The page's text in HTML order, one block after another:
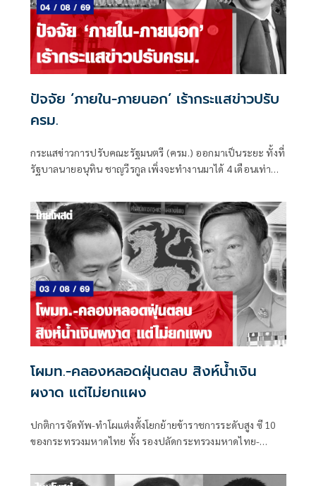
ปัจจัย ‘ภายใน-ภายนอก’ เร้ากระแสข่าวปรับ
ครม.
กระแสข่าวการปรับคณะรัฐมนตรี (ครม.) ออกมาเป็นระยะ ทั้งที่
รัฐบาลนายอนุทิน ชาญวีรกูล เพิ่งจะทำงานมาได้ 4 เดือนเท่านั้น
อย่างเร็วที่สุดจะปรับกันทุก 6 เดือน หรือครึ่งปี
โผมท.-คลองหลอดฝุ่นตลบ สิงห์น้ำเงิน
ผงาด แต่ไม่ยกแผง
ปกติการจัดทัพ-ทำโผแต่งตั้งโยกย้ายข้าราชการระดับสูง ซี 10
ของกระทรวงมหาดไทย ทั้ง รองปลัดกระทรวงมหาดไทย-
ก็ได้รับความสนใจจากแวดวงการเมืองพอสมควร ไม่แพ้โผ